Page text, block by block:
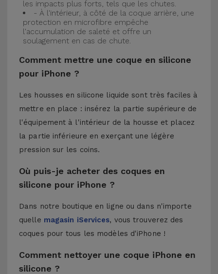
les impacts plus forts, tels que les chutes.
- À l'intérieur, à côté de la coque arrière, une
protection en microfibre empêche
l'accumulation de saleté et offre un
soulagement en cas de chute.
Comment mettre une coque en silicone
pour iPhone ?
Les housses en silicone liquide sont très faciles à
mettre en place : insérez la partie supérieure de
l'équipement à l'intérieur de la housse et placez
la partie inférieure en exerçant une légère
pression sur les coins.
Où puis-je acheter des coques en
silicone pour iPhone ?
Dans notre boutique en ligne ou dans n'importe
quelle magasin iServices, vous trouverez des
coques pour tous les modèles d'iPhone !
Comment nettoyer une coque iPhone en
silicone ?